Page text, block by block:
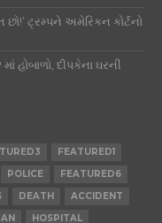
ટ્રમ્પને અમેરિકન કોર્ટનો
હોબાળો, દીપકેના ઘરની
FEATURED1
POLICE
FEATURED6
DEATH
ACCIDENT
HOSPITAL